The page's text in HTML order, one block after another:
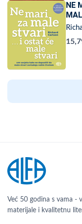
NE
Već 50 godina s vama -
materijale i kvalitetnu